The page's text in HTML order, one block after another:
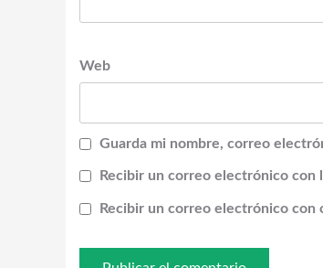
Web
Guarda mi nombre, correo
Recibir un correo electrónico con
Recibir un correo electrónico con